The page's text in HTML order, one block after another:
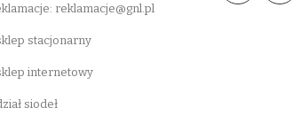
reklamacje@gnl.pl
stacjonarny
internetowy
siodeł